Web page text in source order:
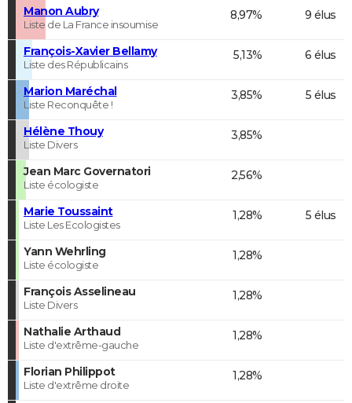
Manon Aubry
Liste de La France insoumise
8,97% 9 élus
François-Xavier Bellamy
Liste des Républicains
5,13% 6 élus
Marion Maréchal
Liste Reconquête !
3,85% 5 élus
Hélène Thouy
Liste Divers
3,85%
Jean Marc Governatori
Liste écologiste
2,56%
Marie Toussaint
Liste Les Ecologistes
1,28% 5 élus
Yann Wehrling
Liste écologiste
1,28%
François Asselineau
Liste Divers
1,28%
Nathalie Arthaud
Liste d'extrême-gauche
1,28%
Florian Philippot
Liste d'extrême droite
1,28%